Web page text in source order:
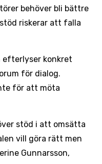
behöver bli bättre
riskerar att falla
efterlyser konkret
för dialog.
för att möta
stöd i att omsätta
vill göra rätt men
Gunnarsson,